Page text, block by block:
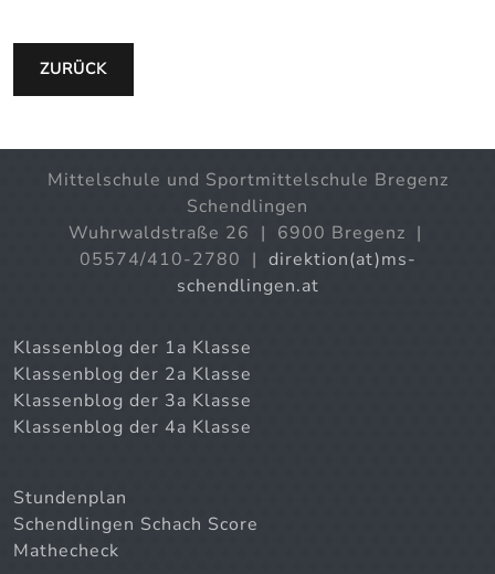
ZURÜCK
Mittelschule und Sportmittelschule Bregenz
Schendlingen
Wuhrwaldstraße 26 | 6900 Bregenz |
05574/410-2780 | direktion(at)ms-
schendlingen.at
Klassenblog der 1a Klasse
Klassenblog der 2a Klasse
Klassenblog der 3a Klasse
Klassenblog der 4a Klasse
Stundenplan
Schendlingen Schach Score
Mathecheck